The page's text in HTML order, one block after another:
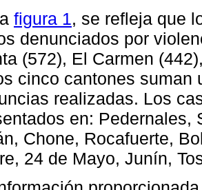
figura 1, se refleja que
denunciados por
(572), El Carmen
cinco cantones suman
realizadas. Los
en: Pedernales,
Chone, Rocafuerte,
24 de Mayo, Junín,